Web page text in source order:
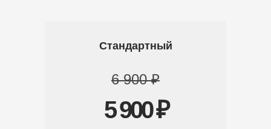
Стандартный
6 900 ₽
5 900 ₽